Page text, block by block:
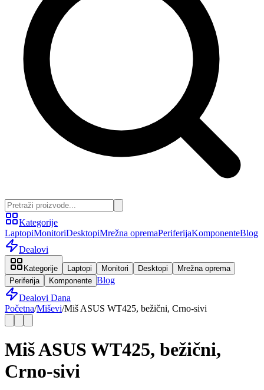
Kategorije
LaptopiMonitoriDesktopiMrežna opremaPeriferijaKomponenteBlog
Dealovi
Kategorije Laptopi Monitori Desktopi
Mrežna oprema
Periferija
Komponente Blog
Dealovi Dana
Početna/Miševi/Miš ASUS WT425, bežični, Crno-sivi
Miš ASUS WT425, bežični,
Crno-sivi